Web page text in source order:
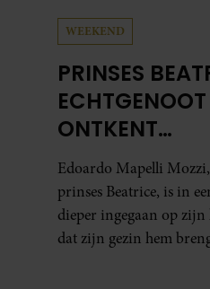
WEEKEND
PRINSES
ONTKENT
Edoardo Mapelli
prinses Beatrice, is in
dieper ingegaan op
dat zijn gezin hem